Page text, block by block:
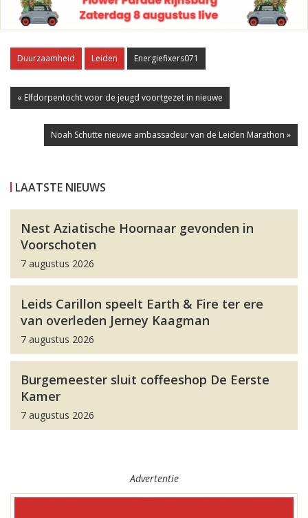
Duurzaamheid Leiden Energiefixers071
« Elfdorpentocht voor de jeugd voortgezet in nieuwe
Noah Schutte nieuwe ambassadeur van de Leiden Marathon »
LAATSTE NIEUWS
Nest Aziatische Hoornaar gevonden in
Voorschoten
7 augustus 2026
Leids Carillon speelt Earth & Fire ter ere
van overleden Jerney Kaagman
7 augustus 2026
Burgemeester sluit coffeeshop De Eerste
Kamer
7 augustus 2026
Advertentie